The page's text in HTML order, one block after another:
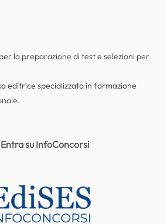
la preparazione di test e selezioni per
editrice specializzata in formazione
su InfoConcorsi